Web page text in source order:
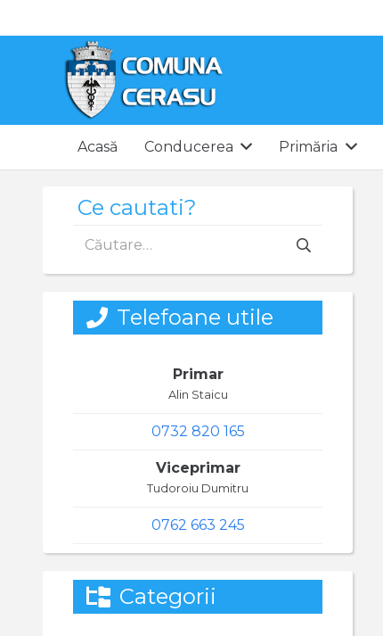
Acasă Conducerea Primăria
Ce cautati?
după:
Telefoane utile
Primar
Alin Staicu
0732 820 165
Viceprimar
Tudoroiu Dumitru
0762 663 245
Categorii